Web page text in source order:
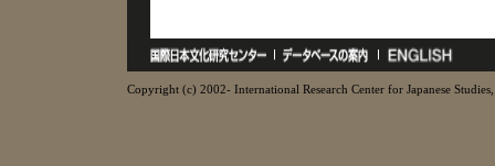
Copyright (c) 2002- International Research Center for Japanese